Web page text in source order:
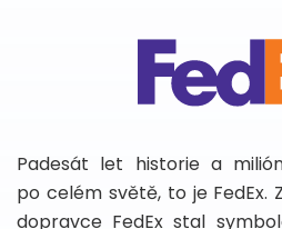
Padesát let historie a
po celém světě, to je FedEx.
dopravce FedEx stal